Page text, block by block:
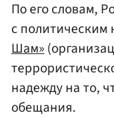
По его словам,
с политическим
Шам»
надежду на то,
обещания.